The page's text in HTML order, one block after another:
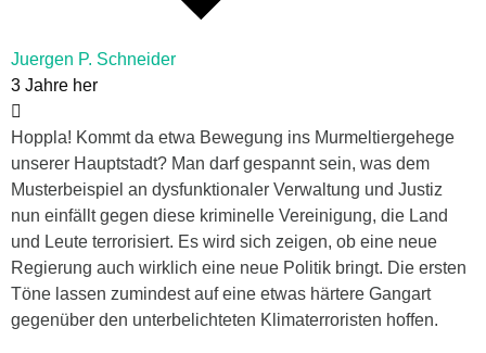
Juergen P. Schneider
3 Jahre her
Hoppla! Kommt da etwa Bewegung ins Murmeltiergehege
unserer Hauptstadt? Man darf gespannt sein, was dem
Musterbeispiel an dysfunktionaler Verwaltung und Justiz
nun einfällt gegen diese kriminelle Vereinigung, die Land
und Leute terrorisiert. Es wird sich zeigen, ob eine neue
Regierung auch wirklich eine neue Politik bringt. Die ersten
Töne lassen zumindest auf eine etwas härtere Gangart
gegenüber den unterbelichteten Klimaterroristen hoffen.